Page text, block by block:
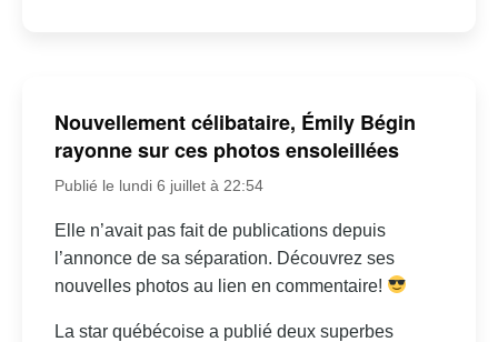
Nouvellement célibataire, Émily Bégin
rayonne sur ces photos ensoleillées
Publié le lundi 6 juillet à 22:54
Elle n’avait pas fait de publications depuis
l’annonce de sa séparation. Découvrez ses
nouvelles photos au lien en commentaire!
La star québécoise a publié deux superbes